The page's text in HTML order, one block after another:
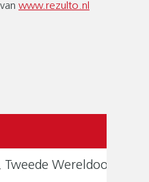
www.rezulto.nl
Wereldoorlog